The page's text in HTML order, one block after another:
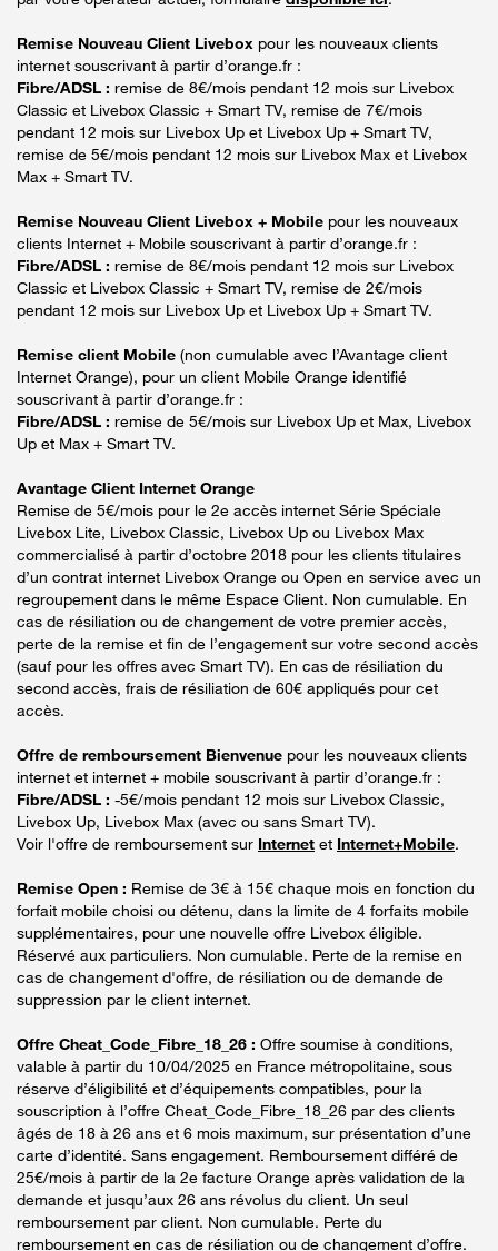
Remise Nouveau Client Livebox pour les nouveaux clients
internet souscrivant à partir d’orange.fr :
Fibre/ADSL : remise de 8€/mois pendant 12 mois sur Livebox
Classic et Livebox Classic + Smart TV, remise de 7€/mois
pendant 12 mois sur Livebox Up et Livebox Up + Smart TV,
remise de 5€/mois pendant 12 mois sur Livebox Max et Livebox
Max + Smart TV.
Remise Nouveau Client Livebox + Mobile pour les nouveaux
clients Internet + Mobile souscrivant à partir d’orange.fr :
Fibre/ADSL : remise de 8€/mois pendant 12 mois sur Livebox
Classic et Livebox Classic + Smart TV, remise de 2€/mois
pendant 12 mois sur Livebox Up et Livebox Up + Smart TV.
Remise client Mobile (non cumulable avec l’Avantage client
Internet Orange), pour un client Mobile Orange identifié
souscrivant à partir d’orange.fr :
Fibre/ADSL : remise de 5€/mois sur Livebox Up et Max, Livebox
Up et Max + Smart TV.
Avantage Client Internet Orange
Remise de 5€/mois pour le 2e accès internet Série Spéciale
Livebox Lite, Livebox Classic, Livebox Up ou Livebox Max
commercialisé à partir d’octobre 2018 pour les clients titulaires
d’un contrat internet Livebox Orange ou Open en service avec un
regroupement dans le même Espace Client. Non cumulable. En
cas de résiliation ou de changement de votre premier accès,
perte de la remise et fin de l’engagement sur votre second accès
(sauf pour les offres avec Smart TV). En cas de résiliation du
second accès, frais de résiliation de 60€ appliqués pour cet
accès.
Offre de remboursement Bienvenue pour les nouveaux clients
internet et internet + mobile souscrivant à partir d’orange.fr :
Fibre/ADSL : -5€/mois pendant 12 mois sur Livebox Classic,
Livebox Up, Livebox Max (avec ou sans Smart TV).
Voir l'offre de remboursement sur Internet et Internet+Mobile.
Remise Open : Remise de 3€ à 15€ chaque mois en fonction du
forfait mobile choisi ou détenu, dans la limite de 4 forfaits mobile
supplémentaires, pour une nouvelle offre Livebox éligible.
Réservé aux particuliers. Non cumulable. Perte de la remise en
cas de changement d'offre, de résiliation ou de demande de
suppression par le client internet.
Offre Cheat_Code_Fibre_18_26 : Offre soumise à conditions,
valable à partir du 10/04/2025 en France métropolitaine, sous
réserve d’éligibilité et d’équipements compatibles, pour la
souscription à l’offre Cheat_Code_Fibre_18_26 par des clients
âgés de 18 à 26 ans et 6 mois maximum, sur présentation d’une
carte d’identité. Sans engagement. Remboursement différé de
25€/mois à partir de la 2e facture Orange après validation de la
demande et jusqu’aux 26 ans révolus du client. Un seul
remboursement par client. Non cumulable. Perte du
remboursement en cas de résiliation ou de changement d’offre.